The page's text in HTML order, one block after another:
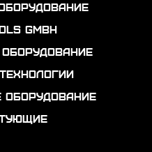
GmbH
оборудование